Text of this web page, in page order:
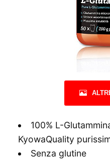
100% L-
KyowaQuality
Senza glutine